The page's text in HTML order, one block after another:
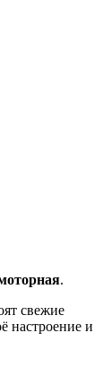
.
свежие
настроение и